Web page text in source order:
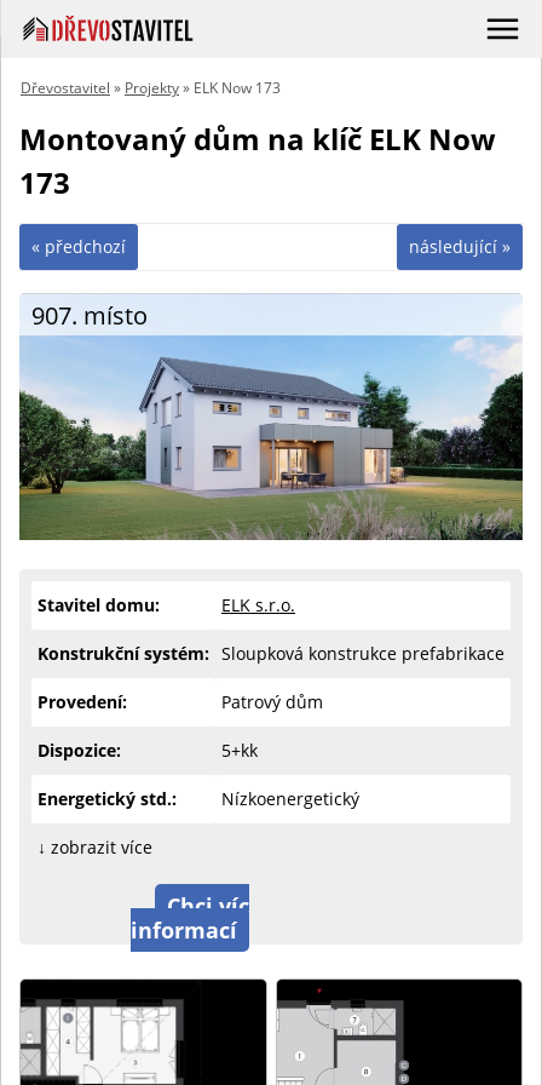
Dřevostavitel » Projekty» ELK Now 173
Montovaný dům na klíč ELK Now
173
následující »
« předchozí
907. místo
Stavitel domu: ELK s.r.o.
Konstrukční systém: Sloupková konstrukce prefabrikace
Provedení: Patrový dům
Dispozice: 5+kk
Energetický std.: Nízkoenergetický
↓ zobrazit více
Chci víc
informací